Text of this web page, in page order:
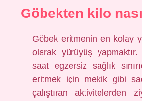
Göbekten kilo
Göbek eritmenin en kolay
olarak yürüyüş
saat egzersiz sağlık
eritmek için mekik gibi
çalıştıran aktivitelerden